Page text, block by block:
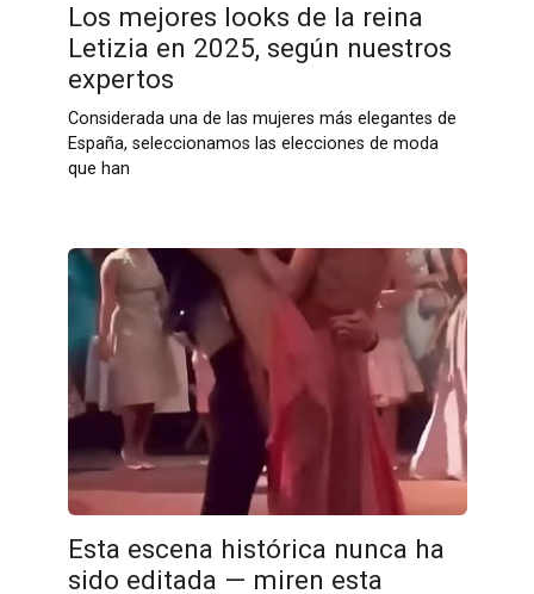
Los mejores looks de la reina
Letizia en 2025, según nuestros
expertos
Considerada una de las mujeres más elegantes de
España, seleccionamos las elecciones de moda
que han
Esta escena histórica nunca ha
sido editada — miren esta